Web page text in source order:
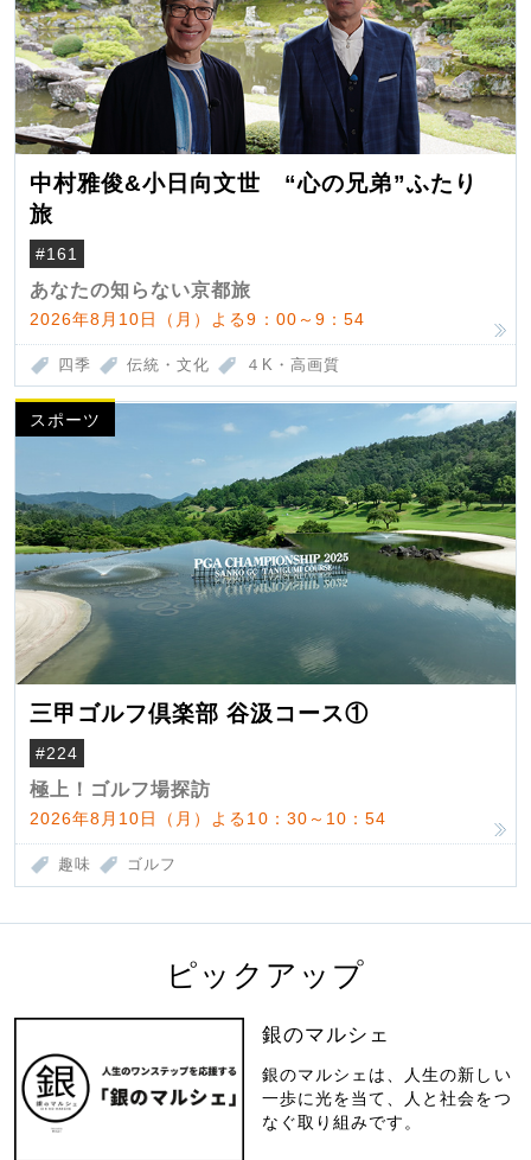
中村雅俊&小日向文世 “心の兄弟”ふたり
旅
#161
あなたの知らない京都旅
2026年8月10日（月）よる9：00～9：54
四季 伝統・文化 ４K・高画質
スポーツ
三甲ゴルフ倶楽部 谷汲コース①
#224
極上！ゴルフ場探訪
2026年8月10日（月）よる10：30～10：54
趣味 ゴルフ
ピックアップ
銀のマルシェ
銀のマルシェは、人生の新しい
一歩に光を当て、人と社会をつ
なぐ取り組みです。